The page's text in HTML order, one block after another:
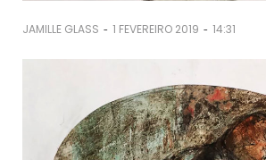
JAMILLE GLASS - 1 FEVEREIRO 2019 - 14:31